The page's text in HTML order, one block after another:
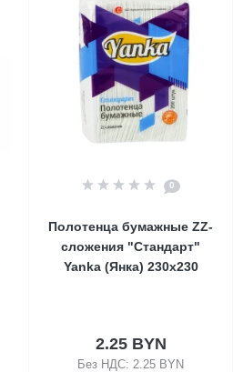
0
Полотенца бумажные ZZ-
сложения "Стандарт"
Yanka (Янка) 230х230
2.25 BYN
Без НДС: 2.25 BYN